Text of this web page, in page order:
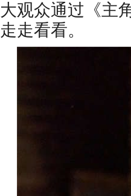
大观众通过《主
走走看看。